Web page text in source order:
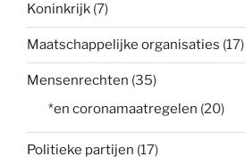
Koninkrijk (7)
Maatschappelijke organisaties (17)
Mensenrechten (35)
*en coronamaatregelen (20)
Politieke partijen (17)